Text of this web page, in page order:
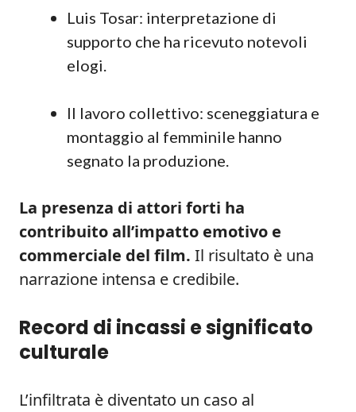
Luis Tosar: interpretazione di
supporto che ha ricevuto notevoli
elogi.
Il lavoro collettivo: sceneggiatura e
montaggio al femminile hanno
segnato la produzione.
La presenza di attori forti ha
contribuito all’impatto emotivo e
commerciale del film. Il risultato è una
narrazione intensa e credibile.
Record di incassi e significato
culturale
L’infiltrata è diventato un caso al